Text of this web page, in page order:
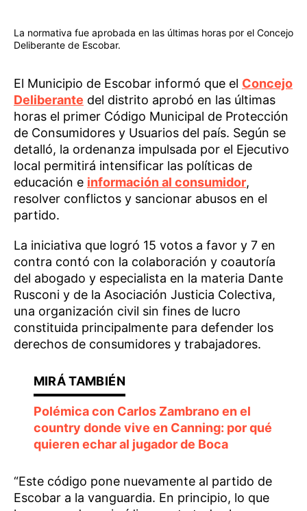
La normativa fue aprobada en las últimas horas por el Concejo
Deliberante de Escobar.
El Municipio de Escobar informó que el Concejo
Deliberante del distrito aprobó en las últimas
horas el primer Código Municipal de Protección
de Consumidores y Usuarios del país. Según se
detalló, la ordenanza impulsada por el Ejecutivo
local permitirá intensificar las políticas de
educación e información al consumidor,
resolver conflictos y sancionar abusos en el
partido.
La iniciativa que logró 15 votos a favor y 7 en
contra contó con la colaboración y coautoría
del abogado y especialista en la materia Dante
Rusconi y de la Asociación Justicia Colectiva,
una organización civil sin fines de lucro
constituida principalmente para defender los
derechos de consumidores y trabajadores.
Polémica con Carlos Zambrano en el
country donde vive en Canning: por qué
quieren echar al jugador de Boca
“Este código pone nuevamente al partido de
Escobar a la vanguardia. En principio, lo que